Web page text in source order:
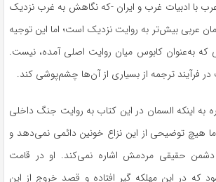
با ادبیات غرب و ایران -که نگاهش به غرب نزدیک
عربی بیش‌تر به روایت نزدیک است؛ اما این توجیه
به‌عنوان کابوس میان روایت اصلی آمده، نیست.
فرآیند ترجمه از بسیاری از آن‌ها چشم‌پوشی کند.
به اینکه السمان در این کتاب به روایت جنگ داخلی
هیچ توضیحی از این نزاع خونین دائمی نمی‌دهد و
حقیقی مردمش اشاره نمی‌کند. او در قامت
که در این مهلکه گیر افتاده و قصد خروج از این